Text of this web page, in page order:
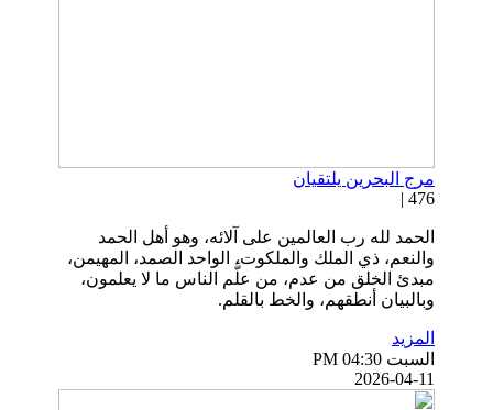
مرج البحرين يلتقيان
476 |
الحمد لله رب العالمين على آلائه، وهو أهل الحمد
والنعم، ذي الملك والملكوت، الواحد الصمد، المهيمن،
مبدئ الخلق من عدم، من علَّم الناس ما لا يعلمون،
وبالبيان أنطقهم، والخط بالقلم.
المزيد
السبت PM 04:30
2026-04-11